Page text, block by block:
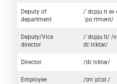
Deputy of
department
/ˈdɛpjuːti əv
ˈpɑːrtmənt/
Deputy/Vice
director
/ˈdɛpjuːti/ /
dɪˈrɛktər/
Director /dɪˈrɛktər/
Employee /ɪmˈplɔɪiː/